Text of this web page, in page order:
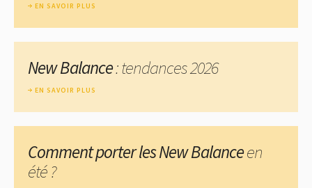
EN SAVOIR PLUS
New Balance: tendances 2026
EN SAVOIR PLUS
Comment porter les New Balanceen
été ?